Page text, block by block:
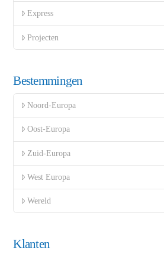
Express
Projecten
Bestemmingen
Noord-Europa
Oost-Europa
Zuid-Europa
West Europa
Wereld
Klanten